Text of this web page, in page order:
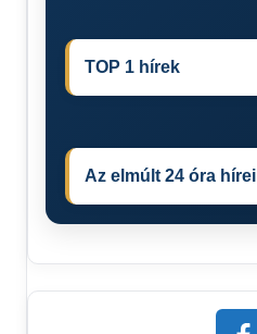
TOP 1 hírek
Az elmúlt 24 óra hírei